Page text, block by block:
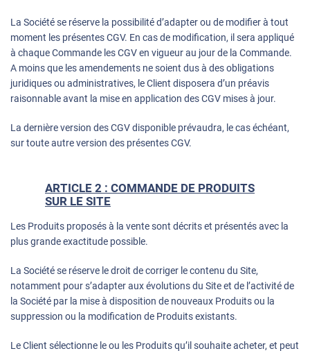
La Société se réserve la possibilité d’adapter ou de modifier à tout
moment les présentes CGV. En cas de modification, il sera appliqué
à chaque Commande les CGV en vigueur au jour de la Commande.
A moins que les amendements ne soient dus à des obligations
juridiques ou administratives, le Client disposera d’un préavis
raisonnable avant la mise en application des CGV mises à jour.
La dernière version des CGV disponible prévaudra, le cas échéant,
sur toute autre version des présentes CGV.
ARTICLE 2 : COMMANDE DE PRODUITS
SUR LE SITE
Les Produits proposés à la vente sont décrits et présentés avec la
plus grande exactitude possible.
La Société se réserve le droit de corriger le contenu du Site,
notamment pour s’adapter aux évolutions du Site et de l’activité de
la Société par la mise à disposition de nouveaux Produits ou la
suppression ou la modification de Produits existants.
Le Client sélectionne le ou les Produits qu’il souhaite acheter, et peut